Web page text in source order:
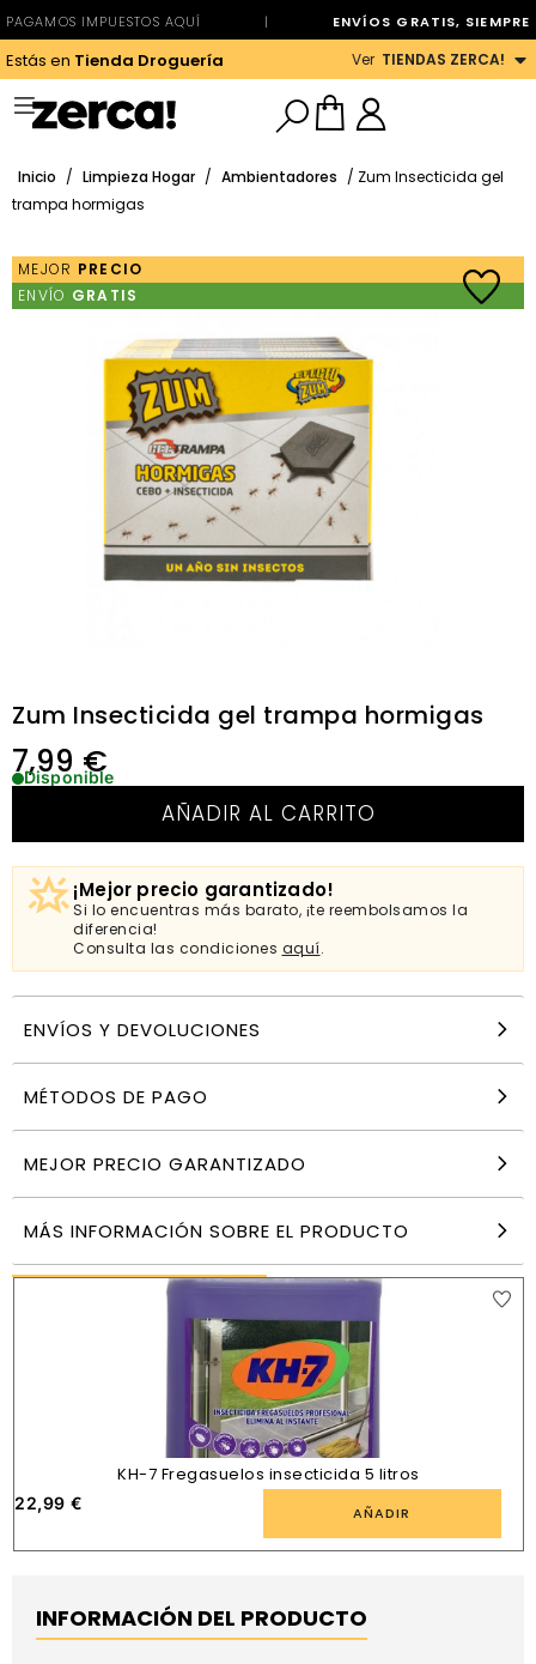
PAGAMOS IMPUESTOS AQUÍ | ENVÍOS GRATIS, SIEMPRE
Estás en Tienda Droguería Ver TIENDAS ZERCA!
Inicio / Limpieza Hogar / Ambientadores / Zum Insecticida gel
trampa hormigas
MEJOR PRECIO
ENVÍO GRATIS
Zum Insecticida gel trampa hormigas
7,99 €
Disponible
AÑADIR AL CARRITO
¡Mejor precio garantizado!
Si lo encuentras más barato, ¡te reembolsamos la
diferencia!
Consulta las condiciones aquí.
ENVÍOS Y DEVOLUCIONES
MÉTODOS DE PAGO
MEJOR PRECIO GARANTIZADO
MÁS INFORMACIÓN SOBRE EL PRODUCTO
7,99€
AÑADIR
PRODUCTOS SIMILARES
KH-7 Fregasuelos insecticida 5 litros
22,99 € AÑADIR
INFORMACIÓN DEL PRODUCTO